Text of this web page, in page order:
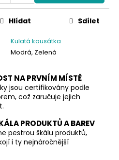
Kulatá kousátka
Modrá, Zelená
Hlídat Sdílet
NA PRVNÍM MÍSTĚ
jsou certifikovány podle
což zaručuje jejich
PRODUKTŮ A BAREV
pestrou škálu produktů,
i ty nejnáročnější